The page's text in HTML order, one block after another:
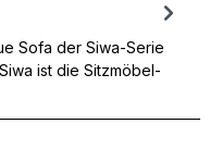
Sofa der Siwa-Serie
ist die Sitzmöbel-